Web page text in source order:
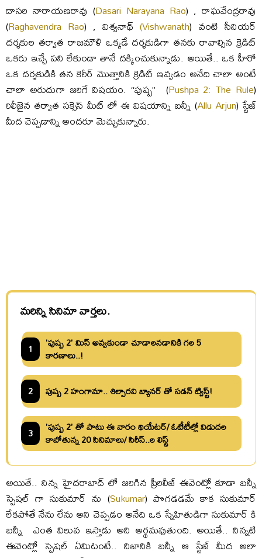
దాసరి నారాయణరావు (Dasari Narayana Rao) , రాఘవేంద్రరావు
(Raghavendra Rao) , విశ్వనాథ్ (Vishwanath) వంటి సీనియర్
దర్శకుల తర్వాత రాజమౌళి ఒక్కడే దర్శకుడిగా తనకు రావాల్సిన క్రెడిట్
ఒకరు ఇచ్చే పని లేకుండా తానే దక్కించుకున్నాడు. అయితే.. ఒక హీరో
ఒక దర్శకుడికి తన కెరీర్ మొత్తానికి క్రెడిట్ ఇవ్వడం అనేది చాలా అంటే
చాలా అరుదుగా జరిగే విషయం. “పుష్ప” (Pushpa 2: The Rule)
రిలీజైన తర్వాత సక్సెస్ మీట్ లో ఈ విషయాన్ని బన్నీ (Allu Arjun) స్టేజ్
మీద చెప్పడాన్ని అందరూ మెచ్చుకున్నారు.
మరిన్ని సినిమా వార్తలు.
1 'పుష్ప 2' మిస్ అవ్వకుండా చూడాలనడానికి గల 5
కారణాలు..!
2 పుష్ప 2 హంగామా.. శిల్పారవి బ్యానర్ తో సడన్ ట్విస్ట్!
3 'పుష్ప 2' తో పాటు ఈ వారం థియేటర్/ ఓటీటీల్లో విడుదల
కాబోతున్న 20 సినిమాలు/ సిరీస్..ల లిస్ట్
అయితే.. నిన్న హైదరాబాద్ లో జరిగిన ప్రీరిలీజ్ ఈవెంట్లో కూడా బన్నీ
స్పెషల్ గా సుకుమార్ ను (Sukumar) పొగడడమే కాక సుకుమార్
లేకపోతే నేను లేను అని చెప్పడం అనేది ఒక స్నేహితుడిగా సుకుమార్ కి
బన్నీ ఎంత విలువ ఇస్తాడు అని అర్థమవుతుంది. అయితే.. నిన్నటి
ఈవెంట్లో స్పెషల్ ఏమిటంటే.. నిజానికి బన్నీ ఆ స్టేజ్ మీద అలా